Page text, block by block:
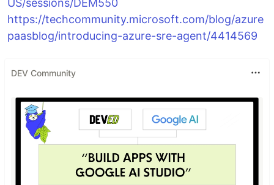
US/sessions/DEM550
https://techcommunity.microsoft.com/blog/azure
paasblog/introducing-azure-sre-agent/4414569
DEV Community